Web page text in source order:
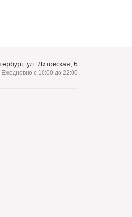
ул. Литовская, 6
Ежедневно с 10:00 до 22:00